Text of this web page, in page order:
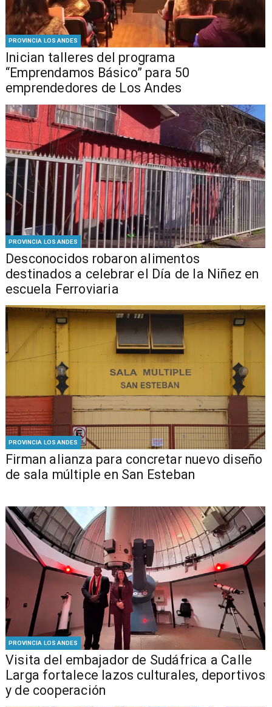
PROVINCIA LOS ANDES
Inician talleres del programa
“Emprendamos Básico” para 50
emprendedores de Los Andes
PROVINCIA LOS ANDES
Desconocidos robaron alimentos
destinados a celebrar el Día de la Niñez en
escuela Ferroviaria
PROVINCIA LOS ANDES
​​Firman alianza para concretar nuevo diseño
de sala múltiple en San Esteban
PROVINCIA LOS ANDES
​Visita del embajador de Sudáfrica a Calle
Larga fortalece lazos culturales, deportivos
y de cooperación